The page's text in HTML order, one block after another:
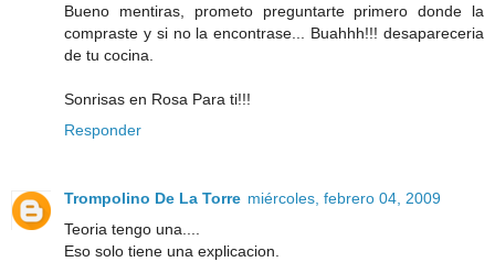
Bueno mentiras, prometo preguntarte primero donde la
compraste y si no la encontrase... Buahhh!!! desapareceria
de tu cocina.
Sonrisas en Rosa Para ti!!!
Responder
Trompolino De La Torre miércoles, febrero 04, 2009
Teoria tengo una....
Eso solo tiene una explicacion.